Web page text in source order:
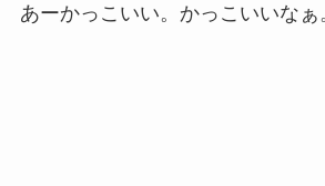
あーかっこいい。かっこいいなぁ